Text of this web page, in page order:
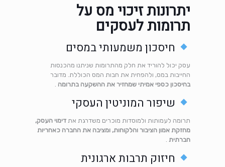
יתרונות זיכוי מס על
תרומות לעסקים
חיסכון משמעותי במסים
עסק יכול להוריד את חלק מהתרומות שניתנו מהכנסות
החייבות במס, ולהפחית את חבות המס הכוללת. מדובר
בחיסכון כספי אמיתי שמחזיר את ההשקעה בתרומה
שיפור המוניטין העסקי
תרומה לעמותות ולמוסדות מוכרים משדרגת אתדימוי העסק,
מחזקת אמון הציבור והלקוחות, ומציבה את החברה כאחריות
חברתית
חיזוק תרבות ארגונית